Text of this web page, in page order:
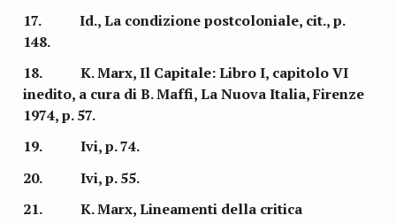
17. Id., La condizione postcoloniale, cit., p.
148.
18. K. Marx, Il Capitale: Libro I, capitolo VI
inedito, a cura di B. Maffi, La Nuova Italia, Firenze
1974, p. 57.
19. Ivi, p. 74.
20. Ivi, p. 55.
21. K. Marx, Lineamenti della critica